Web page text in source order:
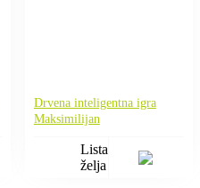
Drvena inteligentna igra
Maksimilijan
Lista
želja